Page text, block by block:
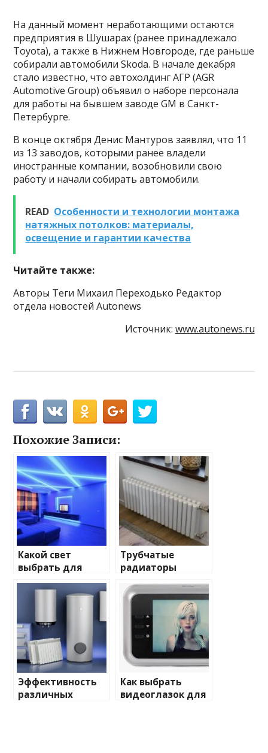
На данный момент неработающими остаются
предприятия в Шушарах (ранее принадлежало
Toyota), а также в Нижнем Новгороде, где раньше
собирали автомобили Skoda. В начале декабря
стало известно, что автохолдинг АГР (AGR
Automotive Group) объявил о наборе персонала
для работы на бывшем заводе GM в Санкт-
Петербурге.
В конце октября Денис Мантуров заявлял, что 11
из 13 заводов, которыми ранее владели
иностранные компании, возобновили свою
работу и начали собирать автомобили.
READ Особенности и технологии монтажа
натяжных потолков: материалы,
освещение и гарантии качества
Читайте также:
Авторы Теги Михаил Переходько Редактор
отдела новостей Autonews
Источник: www.autonews.ru
Похожие Записи:
Какой свет
выбрать для
домашнего
освещения
Трубчатые
радиаторы
отопления: виды
и характеристики
Эффективность
различных
Как выбрать
видеоглазок для